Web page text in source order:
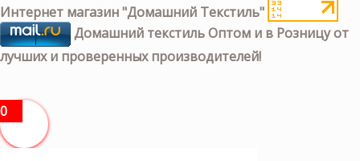
Интернет магазин "Домашний Текстиль"
Домашний текстиль Оптом и в Розницу от
лучших и проверенных производителей!
0